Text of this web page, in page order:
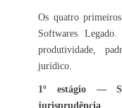
Os quatro
Softwares
produtividade,
jurídico.
1º estágio —
jurisprudência